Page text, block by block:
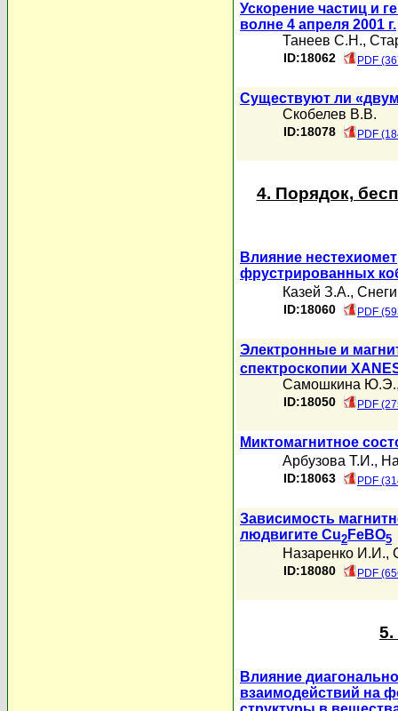
Ускорение частиц и
волне 4 апреля 2001 г.
Танеев С.Н.,
ID:18062 PDF
Существуют ли
Скобелев В.В.
ID:18078 PDF
4. Порядок,
Влияние
фрустрированных
Казей З.А.,
ID:18060 PDF
Электронные и
спектроскопии
Самошкина Ю.Э.
ID:18050 PDF
Миктомагнитное
Арбузова Т.И.,
ID:18063 PDF
Зависимость
людвигите Cu2 FeBO5
Назаренко И.И.,
ID:18080 PDF
5.
Влияние
взаимодействий на